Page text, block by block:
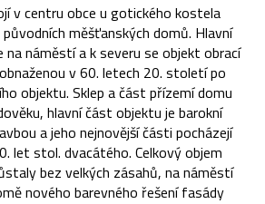
v centru obce u gotického kostela
měšťanských domů. Hlavní
na náměstí a k severu se objekt obrací
v 60. letech 20. století po
objektu. Sklep a část přízemí domu
hlavní část objektu je barokní
a jeho nejnovější části pocházejí
let stol. dvacátého. Celkový objem
bez velkých zásahů, na náměstí
nového barevného řešení fasády